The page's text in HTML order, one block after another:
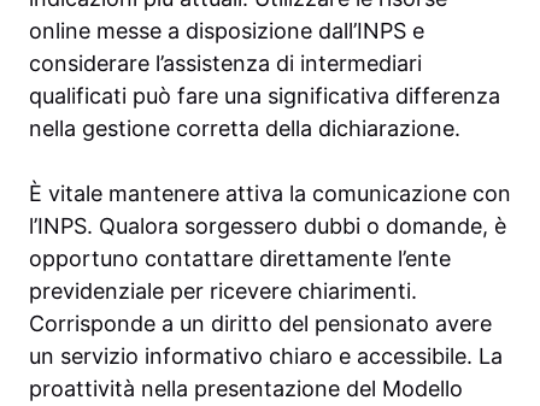
online messe a disposizione dall’INPS e
considerare l’assistenza di intermediari
qualificati può fare una significativa differenza
nella gestione corretta della dichiarazione.
È vitale mantenere attiva la comunicazione con
l’INPS. Qualora sorgessero dubbi o domande, è
opportuno contattare direttamente l’ente
previdenziale per ricevere chiarimenti.
Corrisponde a un diritto del pensionato avere
un servizio informativo chiaro e accessibile. La
proattività nella presentazione del Modello